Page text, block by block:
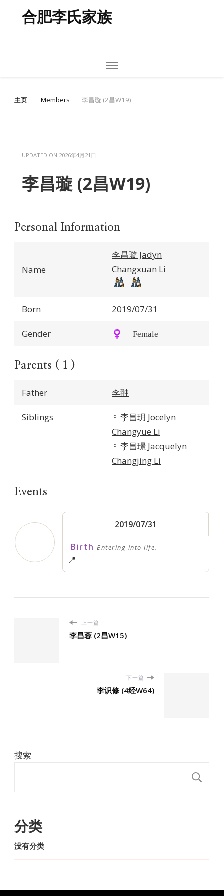
合肥李氏家族
主页 Members 李昌璇 (2昌W19)
UPDATED ON 2026年4月21日
李昌璇 (2昌W19)
Personal Information
Name
李昌璇 Jadyn
Changxuan Li
Born 2019/07/31
Gender ♀️ Female
Parents ( 1 )
Father 李翀
Siblings ♀️ 李昌玥 Jocelyn
Changyue Li
♀️ 李昌璟 Jacquelyn
Changjing Li
Events
2019/07/31
Birth Entering into life.
📍
上一篇
李昌蓉 (2昌W15)
下一篇
李识修 (4经W64)
搜索
分类
没有分类